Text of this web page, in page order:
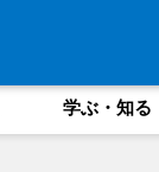
学ぶ・知る